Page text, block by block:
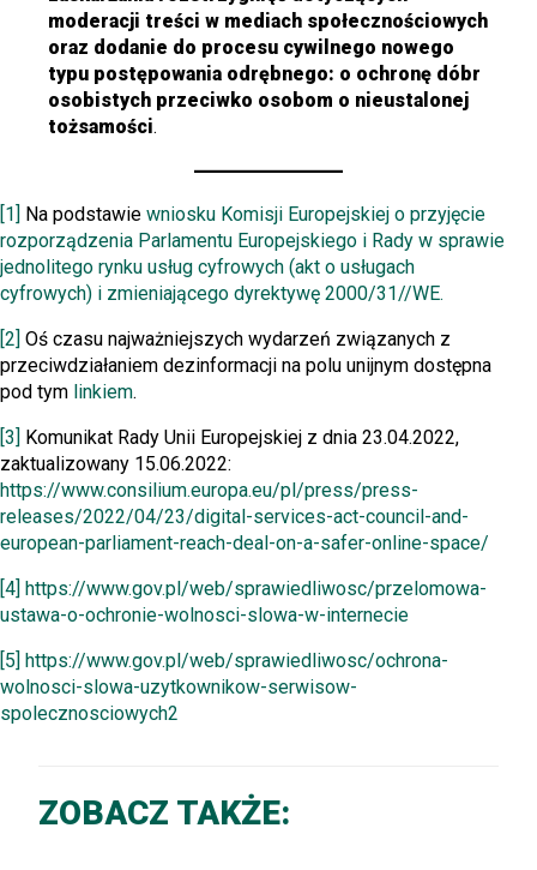
moderacji treści w mediach społecznościowych
oraz dodanie do procesu cywilnego nowego
typu postępowania odrębnego: o ochronę dóbr
osobistych przeciwko osobom o nieustalonej
tożsamości.
[1] Na podstawie wniosku Komisji Europejskiej o przyjęcie
rozporządzenia Parlamentu Europejskiego i Rady w sprawie
jednolitego rynku usług cyfrowych (akt o usługach
cyfrowych) i zmieniającego dyrektywę 2000/31//WE.
[2] Oś czasu najważniejszych wydarzeń związanych z
przeciwdziałaniem dezinformacji na polu unijnym dostępna
pod tym linkiem.
[3] Komunikat Rady Unii Europejskiej z dnia 23.04.2022,
zaktualizowany 15.06.2022:
https://www.consilium.europa.eu/pl/press/press-
releases/2022/04/23/digital-services-act-council-and-
european-parliament-reach-deal-on-a-safer-online-space/
[4] https://www.gov.pl/web/sprawiedliwosc/przelomowa-
ustawa-o-ochronie-wolnosci-slowa-w-internecie
[5] https://www.gov.pl/web/sprawiedliwosc/ochrona-
wolnosci-slowa-uzytkownikow-serwisow-
spolecznosciowych2
ZOBACZ TAKŻE: